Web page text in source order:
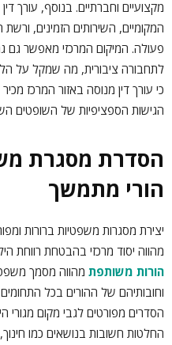
מקצועיים וחברתיים. בנוסף, עורך
המקומיים, השירותים הזמינים,
פעולה. המיקום המרכזי מאפשר גם
לתחבורה ציבורית, מה שמקל על
כי עורך דין מנוסה באזור המרכז
הגישות הספציפיות של השופטים
הסדרת מסגרת
הורי מתמשך
יצירת מסגרות משפטיות ברורות
מהווה יסוד מרכזי בהבטחת רווחת
הורות משותפת מהווה מסמך
וחובותיהם של ההורים בכל
הסדרים מפורטים לגבי מקום מגורי
החלטות חשובות בנושאים כמו חינוך,